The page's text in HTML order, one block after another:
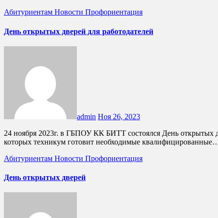
Абитуриентам Новости Профориентация
День открытых дверей для работодателей
admin Ноя 26, 2023
24 ноября 2023г. в ГБПОУ КК БИТТ состоялся День открытых дверей для работодателей. Мы встречали представителей наших социальных партнеров - предприятий города и района, для
которых техникум готовит необходимые
Абитуриентам Новости Профориентация
День открытых дверей